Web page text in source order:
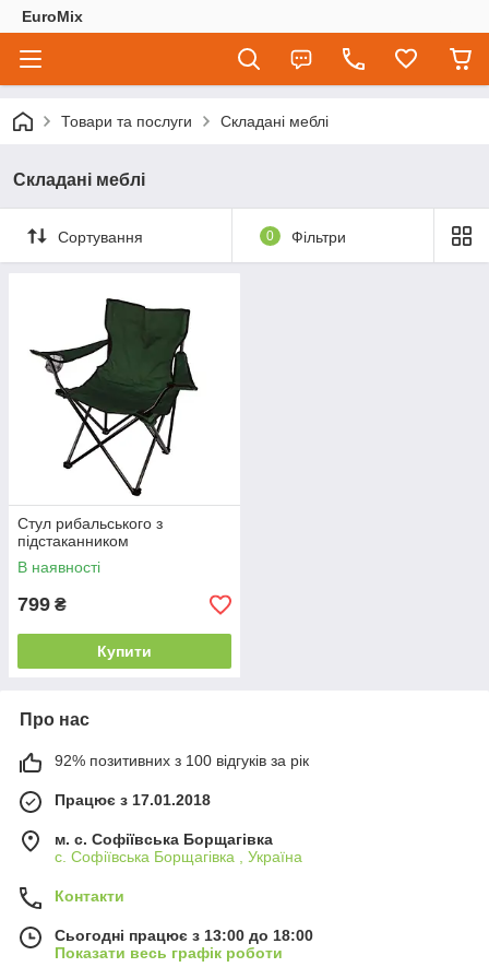
EuroMix
Товари та послуги Складані меблі
Складані меблі
Сортування 0 Фільтри
Стул рибальського з
підстаканником
В наявності
799 ₴
Купити
Про нас
92% позитивних з 100 відгуків за рік
Працює з 17.01.2018
м. c. Софіївська Борщагівка
c. Софіївська Борщагівка , Україна
Контакти
Сьогодні працює з 13:00 до 18:00
Показати весь графік роботи